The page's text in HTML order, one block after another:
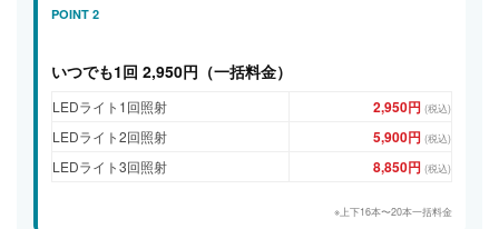
POINT 2
いつでも1回 2,950円（一括料金）
LEDライト1回照射 2,950円 (税込)
LEDライト2回照射 5,900円 (税込)
LEDライト3回照射 8,850円 (税込)
※上下16本〜20本一括料金